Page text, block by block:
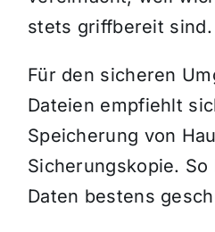
stets griffbereit sind.
Für den sicheren
Dateien empfiehlt
Speicherung von
Sicherungskopie.
Daten bestens